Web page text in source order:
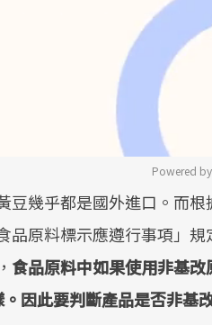
Powered by
豆幾乎都是國外進口。而根
品原料標示應遵行事項」規
食品原料中如果使用非基改
因此要判斷產品是否非基